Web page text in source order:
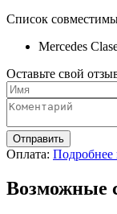
Список
Mercedes
Оставьте свой
Отправить
Оплата: Подробнее
Возможные